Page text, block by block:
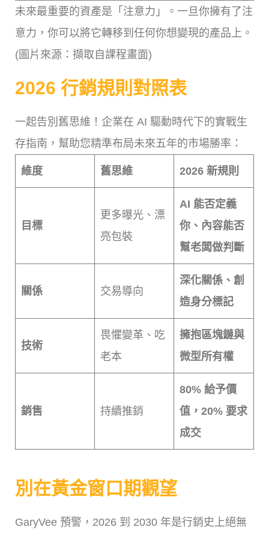
未來最重要的資產是「注意力」。一旦你擁有了注
意力，你可以將它轉移到任何你想變現的產品上。
(圖片來源：擷取自課程畫面)
2026 行銷規則對照表
一起告別舊思維！企業在 AI 驅動時代下的實戰生
存指南，幫助您精準布局未來五年的市場勝率：
維度 舊思維 2026 新規則
目標
更多曝光、漂
亮包裝
AI 能否定義
你、內容能否
幫老闆做判斷
關係 交易導向
深化關係、創
造身分標記
技術
畏懼變革、吃
老本
擁抱區塊鏈與
微型所有權
銷售 持續推銷
80% 給予價
值，20% 要求
成交
別在黃金窗口期觀望
GaryVee 預警，2026 到 2030 年是行銷史上絕無